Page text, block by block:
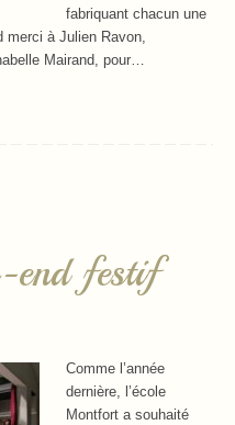
fabriquant chacun une
merci à Julien Ravon,
Mairand, pour…
end festif
Comme l’année
dernière, l’école
Montfort a souhaité